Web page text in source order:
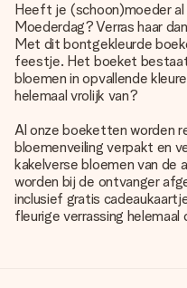
Heeft je (schoon)moeder
Moederdag? Verras haar
Met dit bontgekleurde
feestje. Het boeket
bloemen in opvallende
helemaal vrolijk van?
Al onze boeketten worden
bloemenveiling verpakt en
kakelverse bloemen van de
worden bij de ontvanger
inclusief gratis
fleurige verrassing helemaal